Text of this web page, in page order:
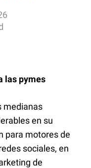
las pymes
medianas
en su
para motores de
sociales, en
de